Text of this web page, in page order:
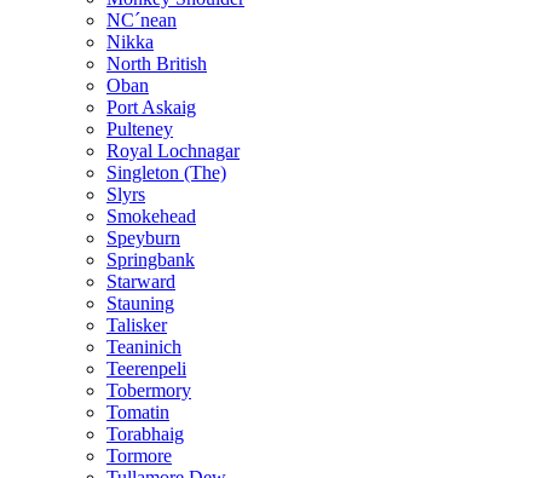
NC´nean
Nikka
North British
Oban
Port Askaig
Pulteney
Royal Lochnagar
Singleton (The)
Slyrs
Smokehead
Speyburn
Springbank
Starward
Stauning
Talisker
Teaninich
Teerenpeli
Tobermory
Tomatin
Torabhaig
Tormore